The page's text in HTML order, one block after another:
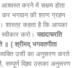
आश्वस्त करने में सक्षम होता
कर भगवान की शरण ग्रहण
शास्त्र कहता है कि आपका
करो। यद्यदाचरति
॥ ( श्रीमद् भगवतगीता
उसी का अनुसरण करते
सम्पूर्ण विश्र्व उसका अनुसरण